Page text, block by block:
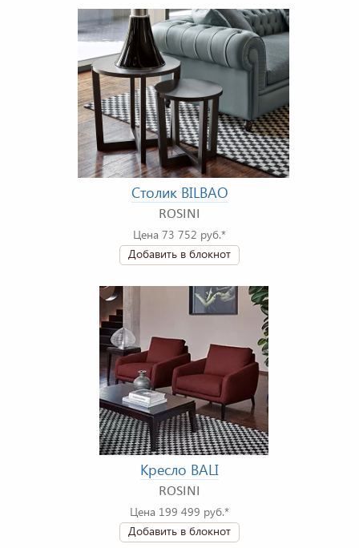
Столик BILBAO
ROSINI
Цена 73 752 руб.*
Добавить в блокнот
Кресло BALI
ROSINI
Цена 199 499 руб.*
Добавить в блокнот